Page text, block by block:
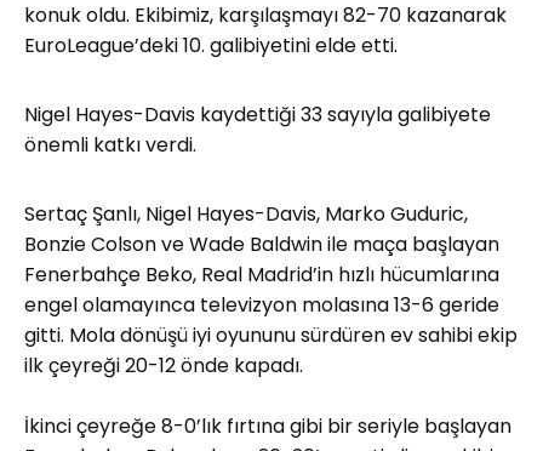
konuk oldu. Ekibimiz, karşılaşmayı 82-70 kazanarak
EuroLeague’deki 10. galibiyetini elde etti.
Nigel Hayes-Davis kaydettiği 33 sayıyla galibiyete
önemli katkı verdi.
Sertaç Şanlı, Nigel Hayes-Davis, Marko Guduric,
Bonzie Colson ve Wade Baldwin ile maça başlayan
Fenerbahçe Beko, Real Madrid’in hızlı hücumlarına
engel olamayınca televizyon molasına 13-6 geride
gitti. Mola dönüşü iyi oyununu sürdüren ev sahibi ekip
ilk çeyreği 20-12 önde kapadı.
İkinci çeyreğe 8-0’lık fırtına gibi bir seriyle başlayan